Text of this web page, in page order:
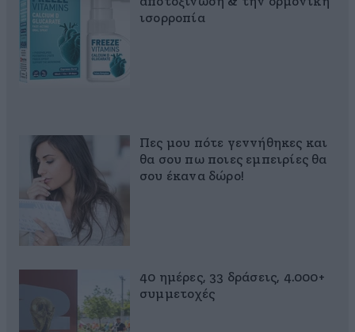
ισορροπία
Πες μου πότε γεννήθηκες και
θα σου πω ποιες εμπειρίες θα
σου έκανα δώρο!
40 ημέρες, 33 δράσεις, 4.000+
συμμετοχές